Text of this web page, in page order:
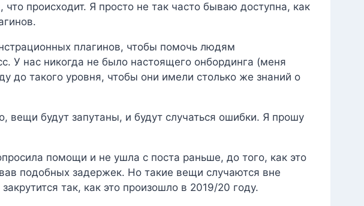
происходит. Я просто не так часто бываю доступна, как
плагинов, чтобы помочь людям
У нас никогда не было настоящего онбординга (меня
до такого уровня, чтобы они имели столько же знаний о
вещи будут запутаны, и будут случаться ошибки. Я прошу
помощи и не ушла с поста раньше, до того, как это
подобных задержек. Но такие вещи случаются вне
так, как это произошло в 2019/20 году.